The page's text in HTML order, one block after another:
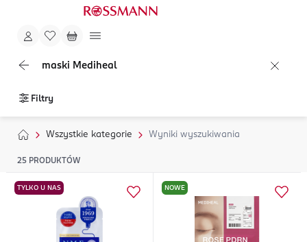
maski Mediheal
Filtry
Wszystkie kategorie Wyniki wyszukiwania
25 PRODUKTÓW
TYLKO U NAS NOWE